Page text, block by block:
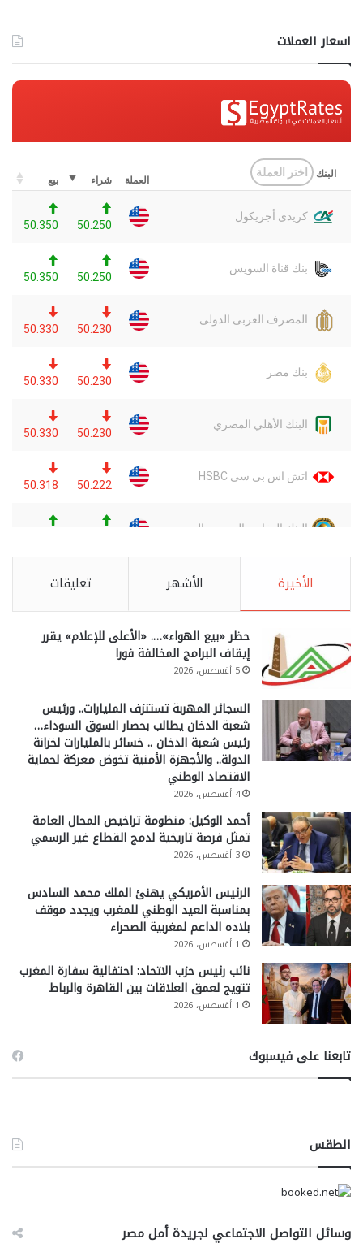
اسعار العملات
الأخيرة الأشهر تعليقات
حظر «بيع الهواء»…. «الأعلى للإعلام» يقرر
إيقاف البرامج المخالفة فورا
5 أغسطس، 2026
السجائر المهربة تستنزف المليارات.. ورئيس
شعبة الدخان يطالب بحصار السوق السوداء…
رئيس شعبة الدخان .. خسائر بالمليارات لخزانة
الدولة.. والأجهزة الأمنية تخوض معركة لحماية
الاقتصاد الوطني
4 أغسطس، 2026
أحمد الوكيل: منظومة تراخيص المحال العامة
تمثل فرصة تاريخية لدمج القطاع غير الرسمي
3 أغسطس، 2026
الرئيس الأمريكي يهنئ الملك محمد السادس
بمناسبة العيد الوطني للمغرب ويجدد موقف
بلاده الداعم لمغربية الصحراء
1 أغسطس، 2026
نائب رئيس حزب الاتحاد: احتفالية سفارة المغرب
تتويج لعمق العلاقات بين القاهرة والرباط
1 أغسطس، 2026
تابعنا على فيسبوك
الطقس
وسائل التواصل الاجتماعي لجريدة أمل مصر